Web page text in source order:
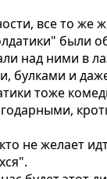
все то же
были
над ними в
булками и
тоже
не желает